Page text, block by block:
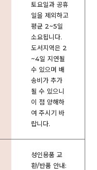
토요일과 공휴
일을 제외하고
평균 2~5일
소요됩니다.
도서지역은 2
~4일 지연될
수 있으며 배
송비가 추가
될 수 있으니
이 점 양해하
여 주시기 바
랍니다.
성인용품 교
환/반품 안내: